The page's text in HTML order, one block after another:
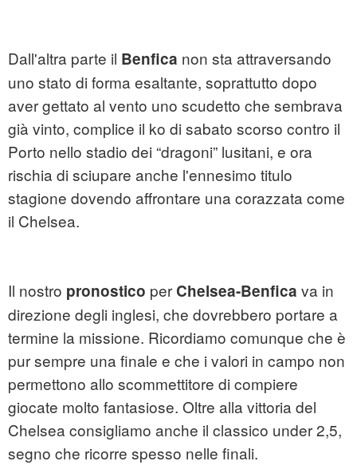
Dall'altra parte il Benfica non sta attraversando
uno stato di forma esaltante, soprattutto dopo
aver gettato al vento uno scudetto che sembrava
già vinto, complice il ko di sabato scorso contro il
Porto nello stadio dei “dragoni” lusitani, e ora
rischia di sciupare anche l'ennesimo titulo
stagione dovendo affrontare una corazzata come
il Chelsea.
Il nostro pronostico per Chelsea-Benfica va in
direzione degli inglesi, che dovrebbero portare a
termine la missione. Ricordiamo comunque che è
pur sempre una finale e che i valori in campo non
permettono allo scommettitore di compiere
giocate molto fantasiose. Oltre alla vittoria del
Chelsea consigliamo anche il classico under 2,5,
segno che ricorre spesso nelle finali.